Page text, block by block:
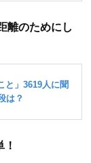
離のためにし